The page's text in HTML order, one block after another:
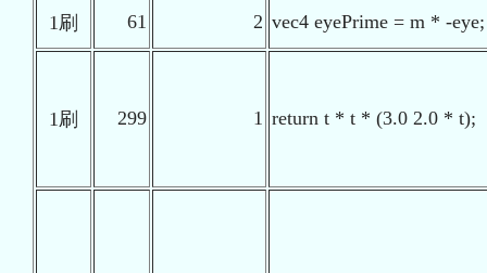
1刷 61 2 vec4 eyePrime = m * -eye;
1刷 299 1 return t * t * (3.0 2.0 * t);